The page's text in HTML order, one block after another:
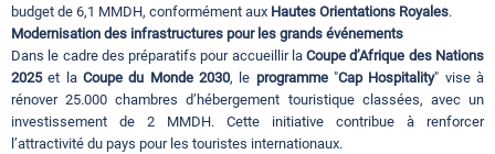
budget de 6,1 MMDH, conformément aux Hautes Orientations Royales.
Modernisation des infrastructures pour les grands événements
Dans le cadre des préparatifs pour accueillir laCoupe d’Afrique des Nations
2025et la Coupe du Monde 2030, le programme"Cap Hospitality" vise à
rénover 25.000 chambres d’hébergement touristique classées, avec un
investissement de 2 MMDH. Cette initiative contribue à renforcer
l’attractivité du pays pour les touristes internationaux.